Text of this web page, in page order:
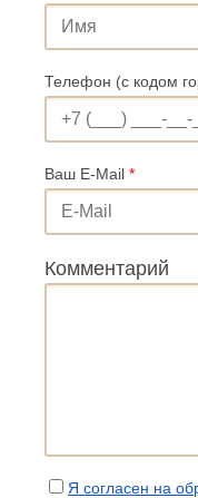
Телефон (с кодом
Ваш E-Mail *
Комментарий
Я согласен на